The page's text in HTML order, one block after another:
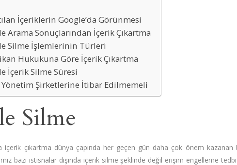
İçeriklerin Google’da Görünmesi
Arama Sonuçlarından İçerik Çıkartma
Silme İşlemlerinin Türleri
Hukukuna Göre İçerik Çıkartma
İçerik Silme Süresi
Şirketlerine İtibar Edilmemeli
Silme
içerik çıkartma dünya çapında her geçen gün daha çok önem kazanan
bazı istisnalar dışında içerik silme şeklinde değil erişim engelleme